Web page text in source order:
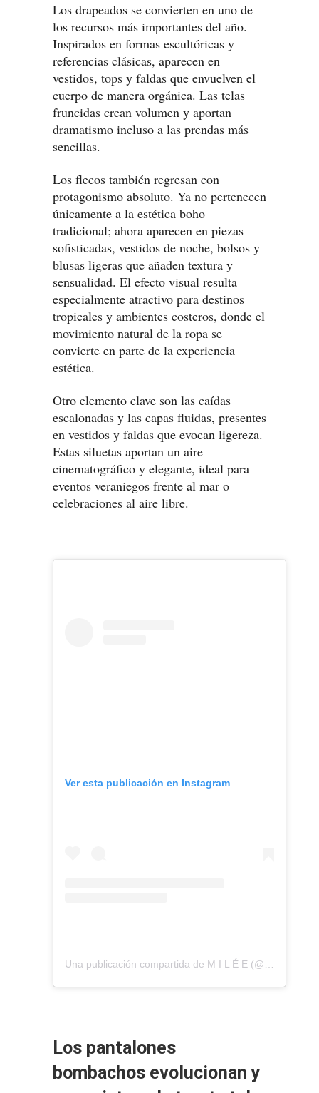
Los drapeados se convierten en uno de
los recursos más importantes del año.
Inspirados en formas escultóricas y
referencias clásicas, aparecen en
vestidos, tops y faldas que envuelven el
cuerpo de manera orgánica. Las telas
fruncidas crean volumen y aportan
dramatismo incluso a las prendas más
sencillas.
Los flecos también regresan con
protagonismo absoluto. Ya no pertenecen
únicamente a la estética boho
tradicional; ahora aparecen en piezas
sofisticadas, vestidos de noche, bolsos y
blusas ligeras que añaden textura y
sensualidad. El efecto visual resulta
especialmente atractivo para destinos
tropicales y ambientes costeros, donde el
movimiento natural de la ropa se
convierte en parte de la experiencia
estética.
Otro elemento clave son las caídas
escalonadas y las capas fluidas, presentes
en vestidos y faldas que evocan ligereza.
Estas siluetas aportan un aire
cinematográfico y elegante, ideal para
eventos veraniegos frente al mar o
celebraciones al aire libre.
Ver esta publicación en Instagram
Los pantalones
bombachos evolucionan y